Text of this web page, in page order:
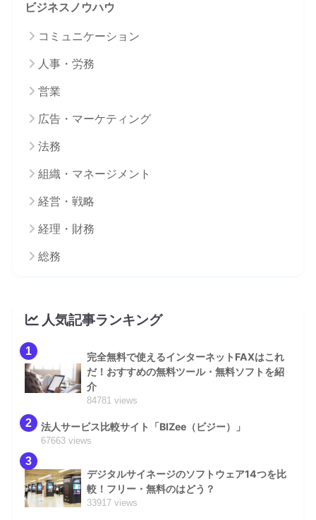
ビジネスノウハウ
コミュニケーション
人事・労務
営業
広告・マーケティング
法務
組織・マネージメント
経営・戦略
経理・財務
総務
人気記事ランキング
1
完全無料で使えるインターネットFAXはこれ
だ！おすすめの無料ツール・無料ソフトを紹
介
84781 views
2 法人サービス比較サイト「BIZee（ビジー）」
67663 views
3
デジタルサイネージのソフトウェア14つを比
較！フリー・無料のはどう？
33917 views